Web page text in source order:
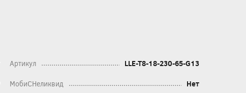
Артикул LLE-T8-18-230-65-G13
МобиСНеликвид Нет